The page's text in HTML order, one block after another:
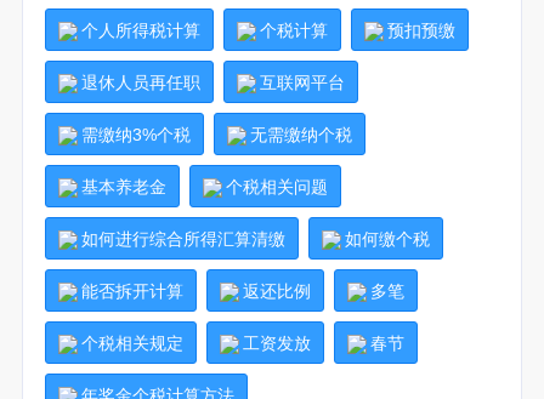
个人所得税计算 个税计算 预扣预缴
退休人员再任职 互联网平台
需缴纳3%个税 无需缴纳个税
基本养老金 个税相关问题
如何进行综合所得汇算清缴 如何缴个税
能否拆开计算 返还比例 多笔
个税相关规定 工资发放 春节